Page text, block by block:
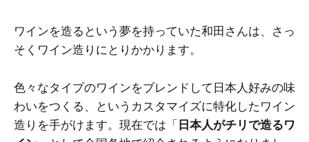
ワインを造るという夢を持っていた和田さんは、さっ
そくワイン造りにとりかかります。
色々なタイプのワインをブレンドして日本人好みの味
わいをつくる、というカスタマイズに特化したワイン
造りを手がけます。現在では「日本人がチリで造るワ